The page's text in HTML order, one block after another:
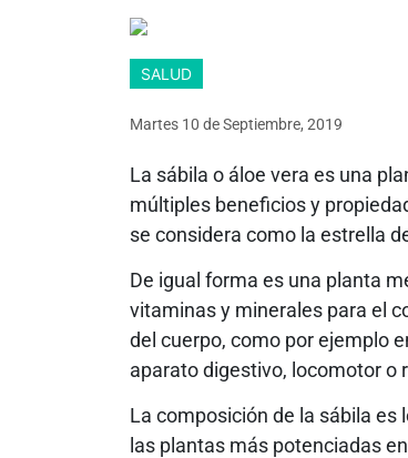
SALUD
Martes 10 deSeptiembre, 2019
La sábila o áloe vera es una
múltiples beneficios y
se considera como la estrella
De igual forma es una planta
vitaminas y minerales para el
del cuerpo, como por ejemplo
aparato digestivo, locomotor o
La composición de la sábila es
las plantas más potenciadas